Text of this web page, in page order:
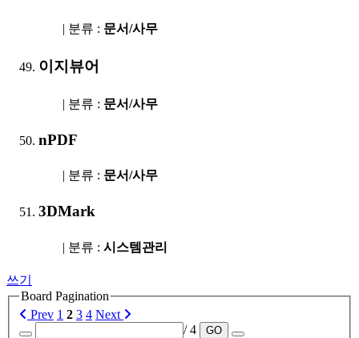
| 분류 : 문서/사무
이지뷰어
| 분류 : 문서/사무
nPDF
| 분류 : 문서/사무
3DMark
| 분류 : 시스템관리
쓰기
Board Pagination
Prev 1 2 3 4 Next
/ 4
GO